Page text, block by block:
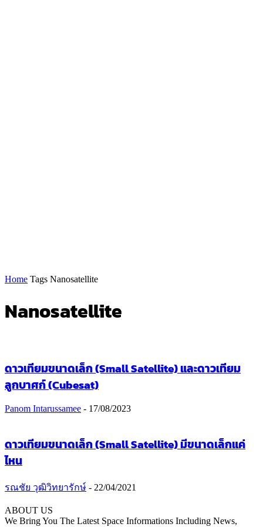
Home Tags Nanosatellite
Nanosatellite
ดาวเทียมขนาดเล็ก (Small Satellite) และดาวเทียม
ลูกบาศก์ (Cubesat)
Panom Intarussamee - 17/08/2023
ดาวเทียมขนาดเล็ก (Small Satellite) มีขนาดเล็กแค่
ไหน
รณชัย วุฒิวิทยารักษ์ - 22/04/2021
ABOUT US
We Bring You The Latest Space Informations Including News,